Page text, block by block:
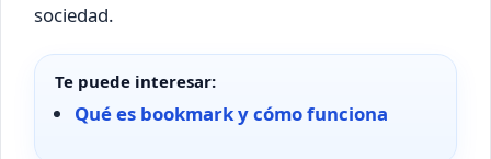
sociedad.
Te puede interesar:
Qué es bookmark y cómo funciona